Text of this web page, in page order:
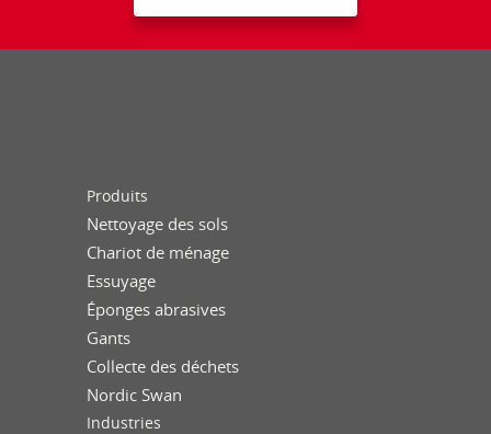
Produits
Nettoyage des sols
Chariot de ménage
Essuyage
Éponges abrasives
Gants
Collecte des déchets
Nordic Swan
Industries